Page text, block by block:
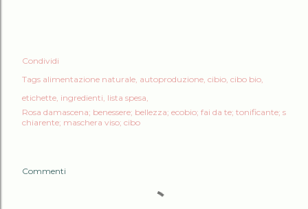
Condividi
Tags alimentazione naturale autoproduzione cibio cibo bio
etichette ingredienti lista spesa
Rosa damascena; benessere; bellezza; ecobio; fai da te; tonificante; s
chiarente; maschera viso; cibo
Commenti